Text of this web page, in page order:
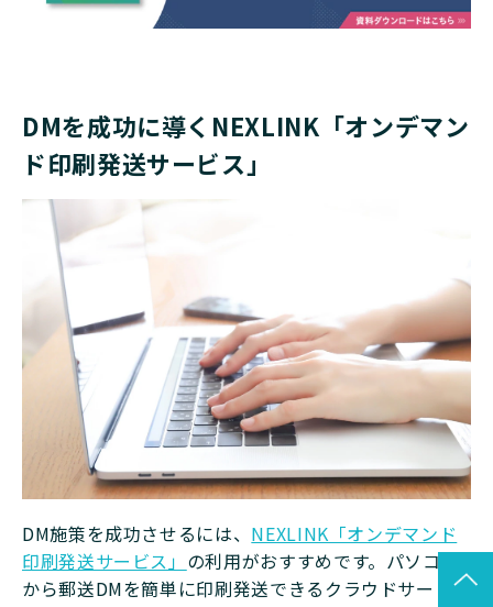
DMを成功に導くNEXLINK「オンデマン
ド印刷発送サービス」
DM施策を成功させるには、 NEXLINK「オンデマンド
印刷発送サービス」 の利用がおすすめです。パソコン
から郵送DMを簡単に印刷発送できるクラウドサービス